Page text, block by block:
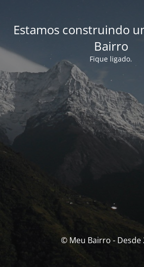
Estamos construindo
Bairro
Fique ligado.
© Meu Bairro - Desde